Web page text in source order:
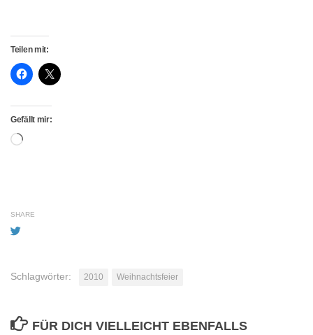
Teilen mit:
Gefällt mir:
Wird
SHARE
Schlagwörter: 2010 Weihnachtsfeier
FÜR DICH VIELLEICHT EBENFALLS